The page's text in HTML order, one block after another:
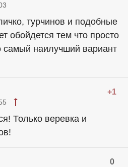
турчинов и подобные
обойдется тем что просто
самый наилучший вариант
+1
Только веревка и
0